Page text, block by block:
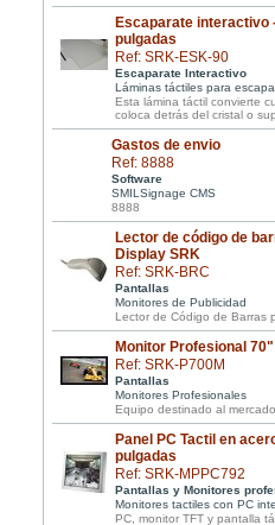
Escaparate interactivo
pulgadas
Ref: SRK-ESK-90
Escaparate Interactivo
Láminas táctiles para
Esta lámina táctil convierte
coloca detrás del cristal o
Gastos de envio
Ref: 8888
Software
SMILSignage CMS
8888
Lector de código de
Display SRK
Ref: SRK-BRC
Pantallas
Monitores de Publicidad
Lector de Código de Barras
Monitor Profesional
Ref: SRK-P700M
Pantallas
Monitores Profesionales
Equipo destinado al
Panel PC Tactil en
pulgadas
Ref: SRK-MPPC792
Pantallas y Monitores
Monitores tactiles con PC
PC, monitor TFT y pantalla